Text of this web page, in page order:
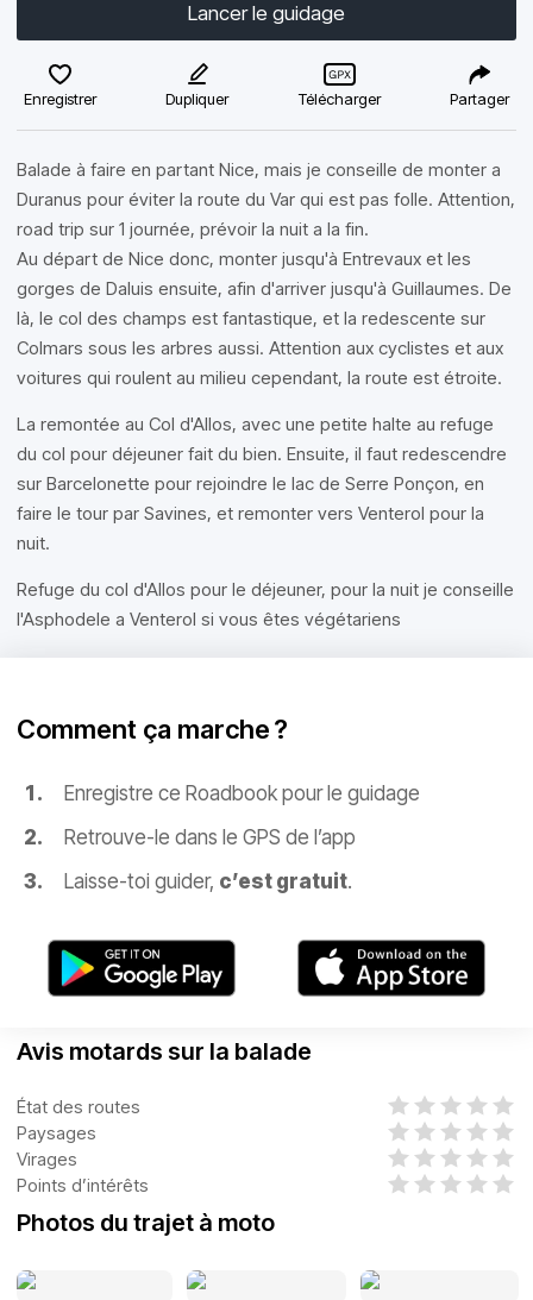
Lancer le guidage
Enregistrer Dupliquer Télécharger Partager
Balade à faire en partant Nice, mais je conseille de monter a
Duranus pour éviter la route du Var qui est pas folle. Attention,
road trip sur 1 journée, prévoir la nuit a la fin.
Au départ de Nice donc, monter jusqu'à Entrevaux et les
gorges de Daluis ensuite, afin d'arriver jusqu'à Guillaumes. De
là, le col des champs est fantastique, et la redescente sur
Colmars sous les arbres aussi. Attention aux cyclistes et aux
voitures qui roulent au milieu cependant, la route est étroite.
La remontée au Col d'Allos, avec une petite halte au refuge
du col pour déjeuner fait du bien. Ensuite, il faut redescendre
sur Barcelonette pour rejoindre le lac de Serre Ponçon, en
faire le tour par Savines, et remonter vers Venterol pour la
nuit.
Refuge du col d'Allos pour le déjeuner, pour la nuit je conseille
l'Asphodele a Venterol si vous êtes végétariens
Comment ça marche ?
Enregistre ce Roadbook pour le guidage
Retrouve-le dans le GPS de l’app
Laisse-toi guider, c’est gratuit.
Avis motards sur la balade
État des routes
Paysages
Virages
Points d’intérêts
Photos du trajet à moto